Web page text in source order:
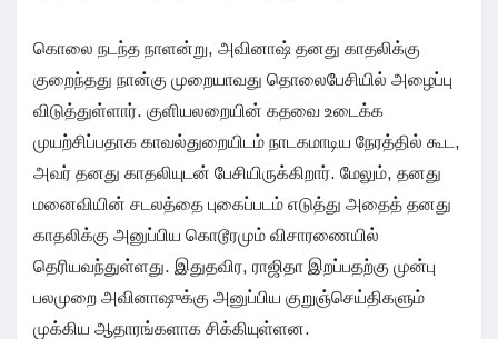
கொலை நடந்த நாளன்று, அவினாஷ் தனது காதலிக்கு
குறைந்தது நான்கு முறையாவது தொலைபேசியில் அழைப்பு
விடுத்துள்ளார். குளியலறையின் கதவை உடைக்க
முயற்சிப்பதாக காவல்துறையிடம் நாடகமாடிய நேரத்தில் கூட,
அவர் தனது காதலியுடன் பேசியிருக்கிறார். மேலும், தனது
மனைவியின் சடலத்தை புகைப்படம் எடுத்து அதைத் தனது
காதலிக்கு அனுப்பிய கொடூரமும் விசாரணையில்
தெரியவந்துள்ளது. இதுதவிர, ராஜிதா இறப்பதற்கு முன்பு
பலமுறை அவினாஷுக்கு அனுப்பிய குறுஞ்செய்திகளும்
முக்கிய ஆதாரங்களாக சிக்கியுள்ளன.